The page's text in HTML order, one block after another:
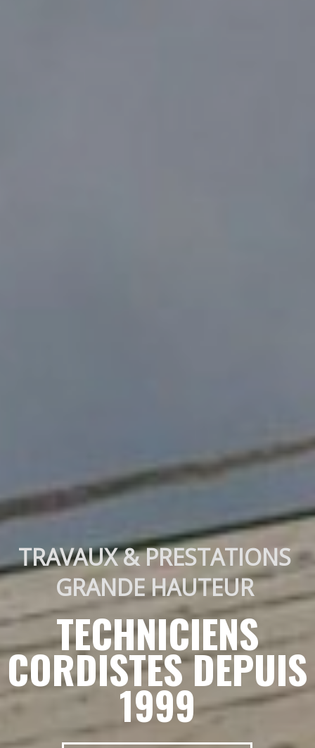
TRAVAUX & PRESTATIONS
GRANDE HAUTEUR
TECHNICIENS
CORDISTES DEPUIS
1999